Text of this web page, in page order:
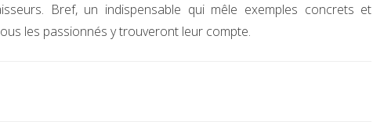
Bref, un indispensable qui mêle exemples concrets et
les passionnés y trouveront leur compte.